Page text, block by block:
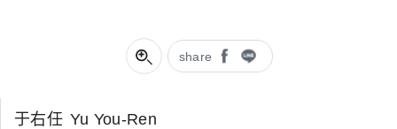
share
于右任 Yu You-Ren